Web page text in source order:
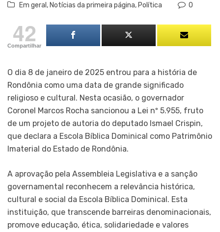
Em geral , Notícias da primeira página, Política 0
42
Compartilhar
O dia 8 de janeiro de 2025 entrou para a história de
Rondônia como uma data de grande significado
religioso e cultural. Nesta ocasião, o governador
Coronel Marcos Rocha sancionou a Lei nº 5.955, fruto
de um projeto de autoria do deputado Ismael Crispin,
que declara a Escola Bíblica Dominical como Patrimônio
Imaterial do Estado de Rondônia.
A aprovação pela Assembleia Legislativa e a sanção
governamental reconhecem a relevância histórica,
cultural e social da Escola Bíblica Dominical. Esta
instituição, que transcende barreiras denominacionais,
promove educação, ética, solidariedade e valores